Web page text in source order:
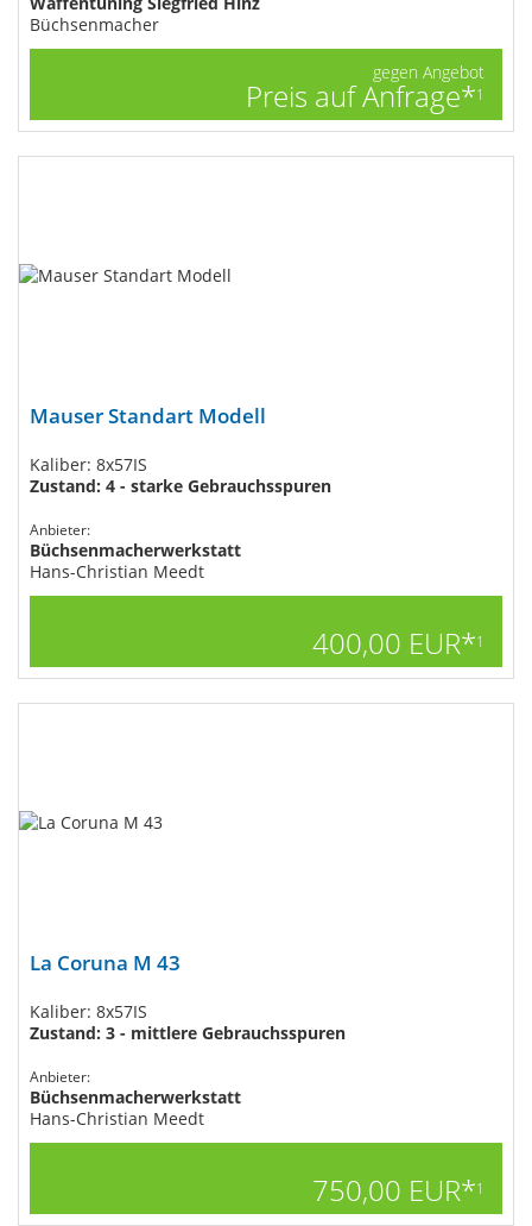
Büchsenmacher
gegen Angebot
Preis auf Anfrage*1
Mauser Standart Modell
Kaliber: 8x57IS
Zustand: 4 - starke Gebrauchsspuren
Anbieter:
Büchsenmacherwerkstatt
Hans-Christian Meedt
400,00 EUR*1
La Coruna M 43
Kaliber: 8x57IS
Zustand: 3 - mittlere Gebrauchsspuren
Anbieter:
Büchsenmacherwerkstatt
Hans-Christian Meedt
750,00 EUR*1